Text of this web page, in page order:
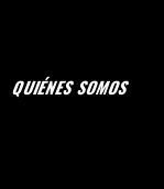
QUIÉNES SOMOS